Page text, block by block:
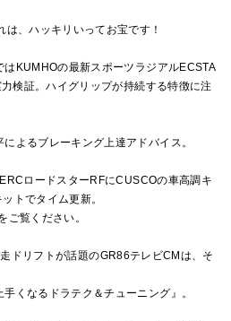
は、ハッキリいってお宝です！
KUMHOの最新スポーツラジアルECSTA
検証。ハイグリップが持続する特徴に注
よるブレーキング上達アドバイス。
ロードスターRFにCUSCOの車高調キ
トでタイム更新。
ご覧ください。
ドリフトが話題のGR86テレビCMは、そ
くなるドラテク＆チューニング』。